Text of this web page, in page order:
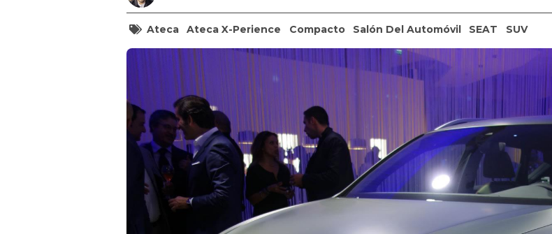
Ateca Ateca X-Perience Compacto Salón Del Automóvil SEAT SUV